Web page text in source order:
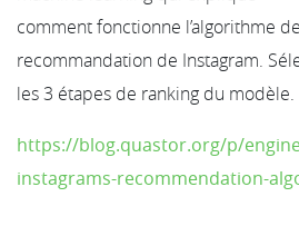
comment fonctionne l’algorithme de
recommandation de Instagram.
les 3 étapes de ranking du modèle.
https://blog.quastor.org/p/
instagrams-recommendation-